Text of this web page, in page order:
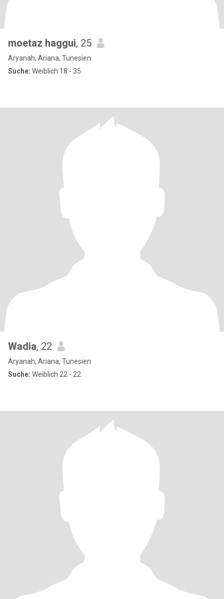
moetaz haggui, 25
Aryanah, Ariana, Tunesien
Suche: Weiblich 18 - 35
Wadia, 22
Aryanah, Ariana, Tunesien
Suche: Weiblich 22 - 22